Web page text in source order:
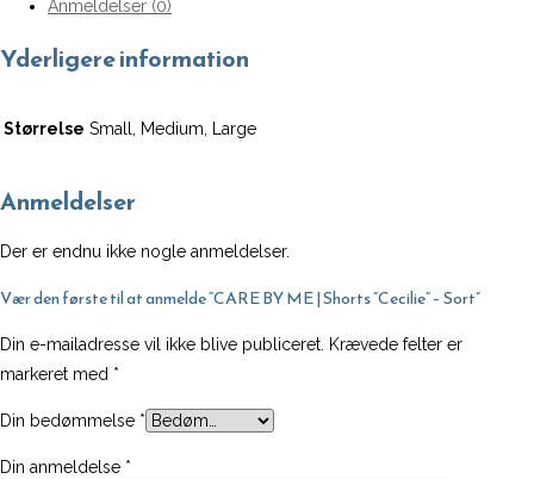
Shorts
Sort
Anmeldelser (0)
Yderligere information
Størrelse Small, Medium, Large
Anmeldelser
Der er endnu ikke nogle anmeldelser.
Vær den første til at anmelde “CARE BY ME | Shorts “Cecilie” – Sort”
Din e-mailadresse vil ikke blive publiceret. Krævede felter er
markeret med *
Din bedømmelse *
Din anmeldelse *